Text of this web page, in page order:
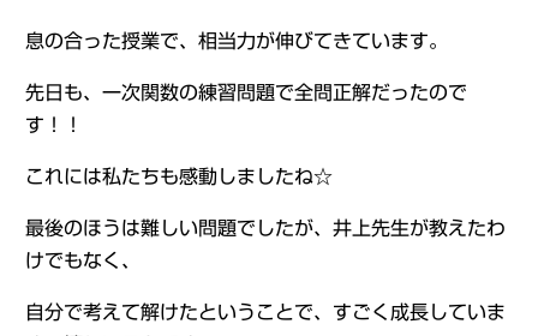
息の合った授業で、相当力が伸びてきています。
先日も、一次関数の練習問題で全問正解だったので
す！！
これには私たちも感動しましたね☆
最後のほうは難しい問題でしたが、井上先生が教えたわ
けでもなく、
自分で考えて解けたということで、すごく成長していま